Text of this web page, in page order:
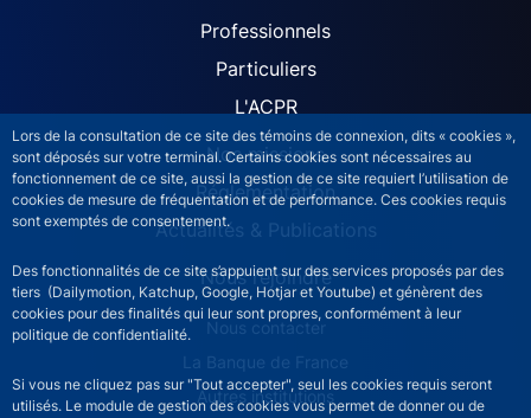
Lors de la consultation de ce site des témoins de connexion, dits « cookies »,
sont déposés sur votre terminal. Certains cookies sont nécessaires au
fonctionnement de ce site, aussi la gestion de ce site requiert l’utilisation de
cookies de mesure de fréquentation et de performance. Ces cookies requis
sont exemptés de consentement.
Des fonctionnalités de ce site s’appuient sur des services proposés par des
tiers (Dailymotion, Katchup, Google, Hotjar et Youtube) et génèrent des
cookies pour des finalités qui leur sont propres, conformément à leur
politique de confidentialité.
Si vous ne cliquez pas sur "Tout accepter", seul les cookies requis seront
utilisés. Le module de gestion des cookies vous permet de donner ou de
ACPR site navigation
Professionnels
Particuliers
L'ACPR
Nos missions
Réglementation
Actualités & Publications
Nous rejoindre
ACPR footer secondary menu (French)
Nous contacter
La Banque de France
Autres institutions